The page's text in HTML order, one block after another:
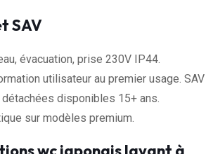
SAV
évacuation, prise 230V IP44.
utilisateur au premier usage. SAV
disponibles 15+ ans.
sur modèles premium.